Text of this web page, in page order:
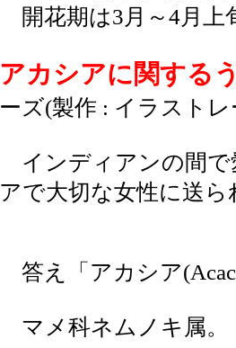
開花期は3月～4月上
アカシアに関する
ーズ(製作 : イラスト
インディアンの間で
アで大切な女性に送
答え「アカシア
マメ科ネムノキ属。